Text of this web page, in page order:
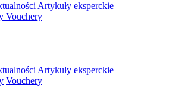
Artykuły eksperckie
Vouchery
Artykuły eksperckie
Vouchery